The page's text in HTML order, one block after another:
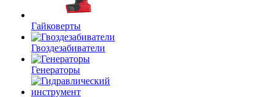
Гайковерты
Гвоздезабиватели
Генераторы